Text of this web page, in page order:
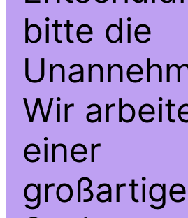
bitte die
Wir
einer